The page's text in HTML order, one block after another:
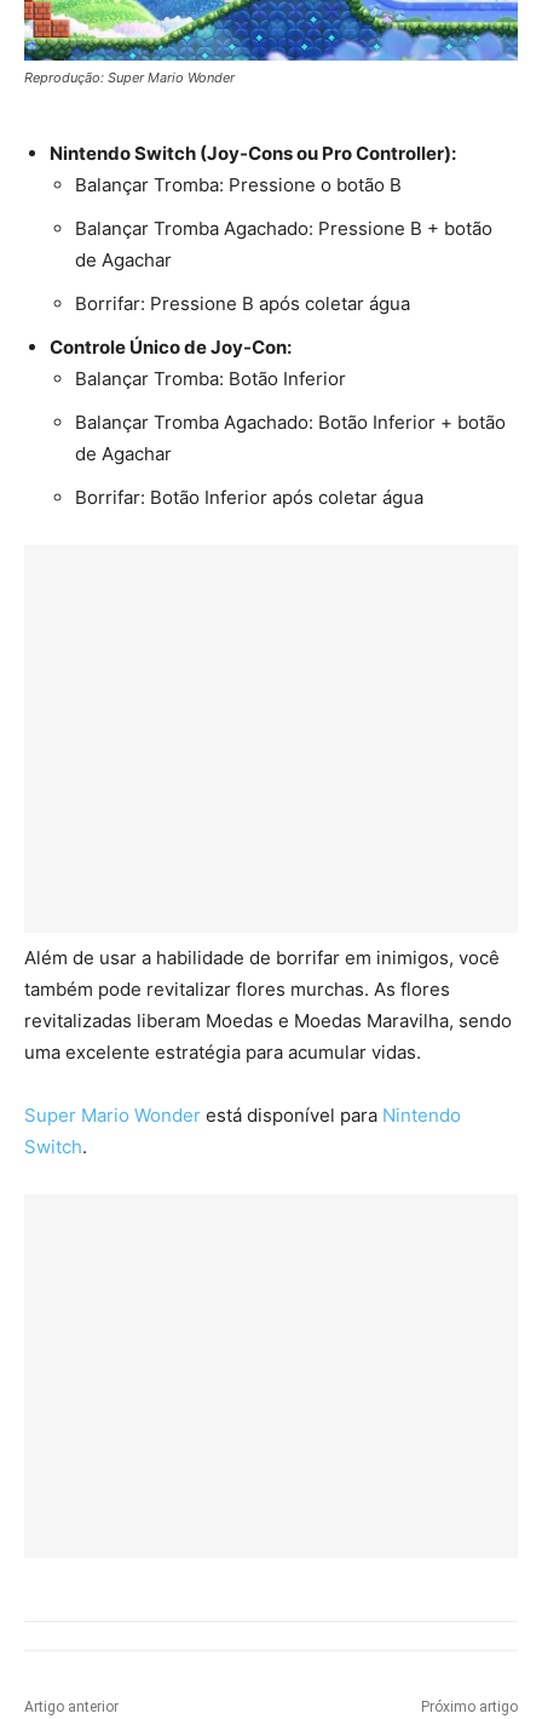
Reprodução: Super Mario Wonder
Nintendo Switch (Joy-Cons ou Pro Controller):
Balançar Tromba: Pressione o botão B
Balançar Tromba Agachado: Pressione B + botão
de Agachar
Borrifar: Pressione B após coletar água
Controle Único de Joy-Con:
Balançar Tromba: Botão Inferior
Balançar Tromba Agachado: Botão Inferior + botão
de Agachar
Borrifar: Botão Inferior após coletar água
Além de usar a habilidade de borrifar em inimigos, você
também pode revitalizar flores murchas. As flores
revitalizadas liberam Moedas e Moedas Maravilha, sendo
uma excelente estratégia para acumular vidas.
Super Mario Wonder está disponível para Nintendo
Switch.
Artigo anterior Próximo artigo